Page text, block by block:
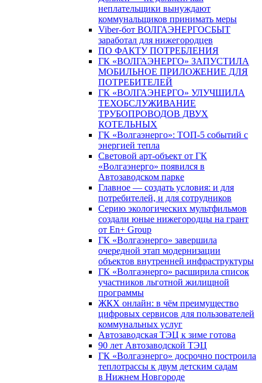
неплательщики вынуждают
коммунальщиков принимать меры
Viber-бот ВОЛГАЭНЕРГОСБЫТ
заработал для нижегородцев
ПО ФАКТУ ПОТРЕБЛЕНИЯ
ГК «ВОЛГАЭНЕРГО» ЗАПУСТИЛА
МОБИЛЬНОЕ ПРИЛОЖЕНИЕ ДЛЯ
ПОТРЕБИТЕЛЕЙ
ГК «ВОЛГАЭНЕРГО» УЛУЧШИЛА
ТЕХОБСЛУЖИВАНИЕ
ТРУБОПРОВОДОВ ДВУХ
КОТЕЛЬНЫХ
ГК «Волгаэнерго»: ТОП-5 событий с
энергией тепла
Световой арт-объект от ГК
«Волгаэнерго» появился в
Автозаводском парке
Главное — создать условия: и для
потребителей, и для сотрудников
Серию экологических мультфильмов
создали юные нижегородцы на грант
от En+ Group
ГК «Волгаэнерго» завершила
очередной этап модернизации
объектов внутренней инфраструктуры
ГК «Волгаэнерго» расширила список
участников льготной жилищной
программы
ЖКХ онлайн: в чём преимущество
цифровых сервисов для пользователей
коммунальных услуг
Автозаводская ТЭЦ к зиме готова
90 лет Автозаводской ТЭЦ
ГК «Волгаэнерго» досрочно построила
теплотрассы к двум детским садам
в Нижнем Новгороде